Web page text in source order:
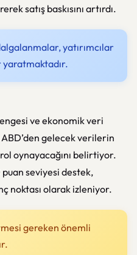
satış baskısını artırdı.
yatırımcılar
ve ekonomik veri
ABD’den gelecek verilerin
oynayacağını belirtiyor.
seviyesi destek,
noktası olarak izleniyor.
gereken önemli